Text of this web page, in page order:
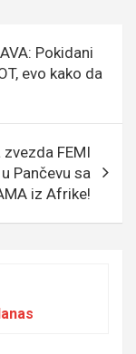
A
p
Pokidani
evo kako da
zvezda FEMI
Pančevu sa
iz Afrike!